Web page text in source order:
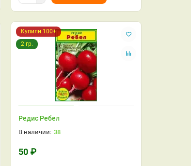
Купили 100+
2 гр.
Редис Ребел
38
50 ₽